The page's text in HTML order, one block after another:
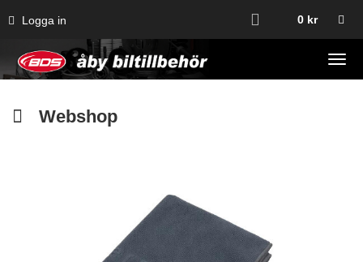
Logga in 0kr
Webshop